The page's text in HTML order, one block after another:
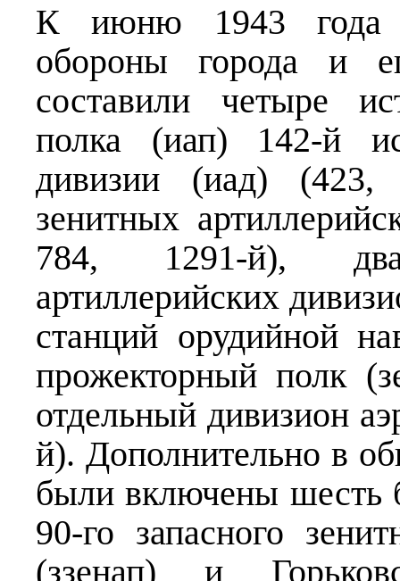
К июню 1943 года
обороны города и
составили четыре
полка (иап) 142-й
дивизии (иад)
зенитных
784, 1291-й),
артиллерийских
станций орудийной
прожекторный полк
отдельный дивизион
й). Дополнительно в
были включены шесть
90-го запасного
(ззенап) и